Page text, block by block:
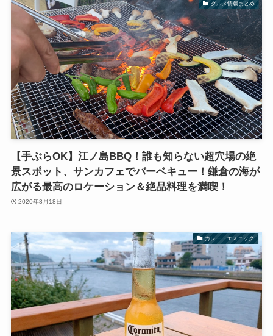
グルメ情報まとめ
【手ぶらOK】江ノ島BBQ！誰も知らない超穴場の絶
景スポット、サンカフェでバーベキュー！鎌倉の海が
広がる最高のロケーション＆絶品料理を満喫！
2020年8月18日
カレー・エスニック